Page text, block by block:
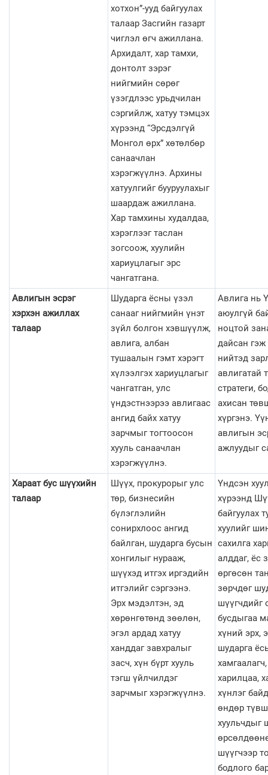
хотхон”-ууд байгуулах
талаар Засгийн газарт
чиглэл өгч ажиллана.
Архидалт, хар тамхи,
донтолт зэрэг
нийгмийн сөрөг
үзэгдлээс урьдчилан
сэргийлж, хатуу тэмцэх
хүрээнд “Эрсдэлгүй
Монгол өрх” хөтөлбөр
санаачлан
хэрэгжүүлнэ. Архины
хатуулгийг бууруулахыг
шаардаж ажиллана.
Хар тамхины худалдаа,
хэрэглээг таслан
зогсоож, хуулийн
хариуцлагыг эрс
чангатгана.
Авлигын эсрэг
хэрхэн ажиллах
талаар
Шударга ёсны үзэл
санааг нийгмийн үнэт
зүйл болгон хэвшүүлж,
авлига, албан
тушаалын гэмт хэрэгт
хүлээлгэх хариуцлагыг
чангатган, улс
үндэстнээрээ авлигаас
ангид байх хатуу
зарчмыг тогтоосон
хууль санаачлан
хэрэгжүүлнэ.
Авлига нь
аюулгүй
ноцтой
дайсан
нийтэд
авлигатай
стратеги,
ахисан
хүргэнэ.
авлигын
ажлуудыг
Хараат бус шүүхийн
талаар
Шүүх, прокурорыг улс
төр, бизнесийн
бүлэглэлийн
сонирхлоос ангид
байлган, шударга бусын
хонгилыг нурааж,
шүүхэд итгэх иргэдийн
итгэлийг сэргээнэ.
Эрх мэдэлтэн, эд
хөрөнгөтөнд зөөлөн,
эгэл ардад хатуу
ханддаг завхралыг
засч, хүн бүрт хууль
тэгш үйлчилдэг
зарчмыг хэрэгжүүлнэ.
Үндсэн
хүрээнд
байгуулах
хуулийг
сахилга
алддаг, ёс
өргөсөн
зөрчдөг
шүүгчдийг
бусдыгаа
хүний эрх,
шударга
харилцаа,
хүнлэг
өндөр
хуульчдыг
шүүгчээр
бодлого